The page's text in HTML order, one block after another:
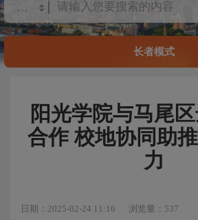
长者模式
阳光学院与马尾
合作 校地协同助
力
日期：2025-02-24 11:16 浏览量：537